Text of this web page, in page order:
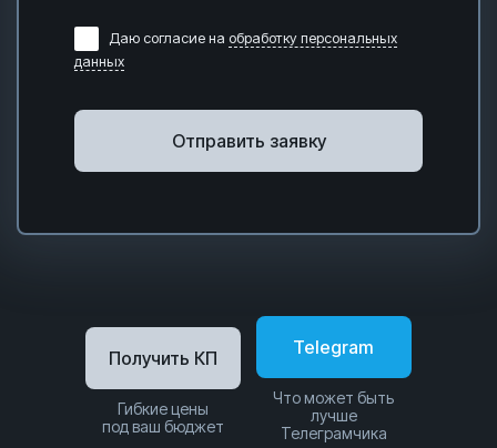
Даю согласие на обработку персональных
данных
Отправить заявку
Telegram
Что может быть
лучше
Телеграмчика
Получить КП
Гибкие цены
под ваш бюджет